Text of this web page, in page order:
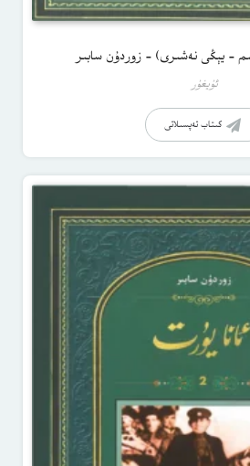
ئۇيغۇر
كىتاب تەپسىلاتى